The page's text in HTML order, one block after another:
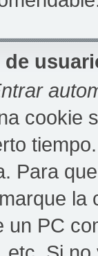
cookie
Para
un PC